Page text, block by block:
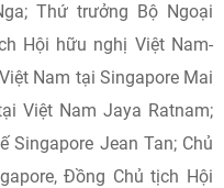
Thứ trưởng Bộ Ngoại
Hội hữu nghị Việt Nam-
Nam tại Singapore Mai
Việt Nam Jaya Ratnam;
Singapore Jean Tan; Chủ
Đồng Chủ tịch Hội